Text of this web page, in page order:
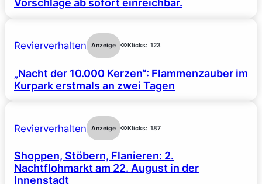
Vorschläge ab sofort einreichbar.
Revierverhalten Anzeige Klicks: 123
„Nacht der 10.000 Kerzen“: Flammenzauber im
Kurpark erstmals an zwei Tagen
Revierverhalten Anzeige Klicks: 187
Shoppen, Stöbern, Flanieren: 2.
Nachtflohmarkt am 22. August in der
Innenstadt